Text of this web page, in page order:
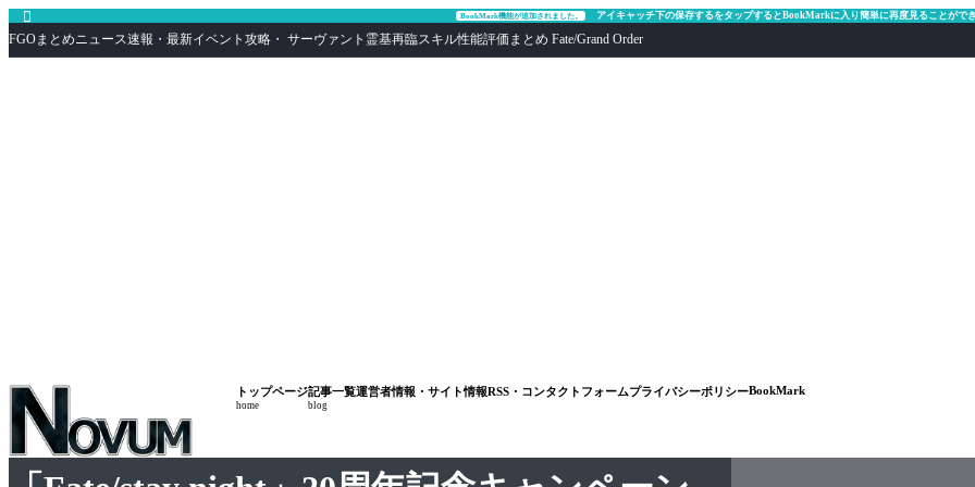
 BookMark機能が追加されました。 アイキャッチ下の保存するをタップするとBookMarkに入り簡単に再度見ることができ
FGOまとめニュース速報・最新イベント攻略・ サーヴァント霊基再臨スキル性能評価まとめ Fate/Grand Order
トップページ
home
記事一覧
blog
運営者情報・サイト情報RSS・コンタクトフォームプライバシーポリシーBookMark